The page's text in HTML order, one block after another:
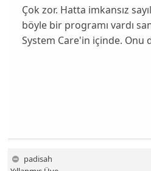
Çok zor. Hatta imkansız
böyle bir programı vardı
System Care'in içinde. Onu
padisah